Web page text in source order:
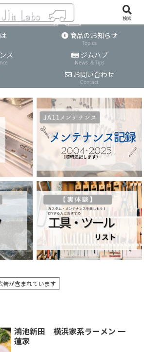
商品のお知らせ
Topics
ス ジムハブ
News ＆Tips
お問い合わせ
Contact
告が含まれています
鴻池新田 横浜家系ラーメン 一
蓮家
検索